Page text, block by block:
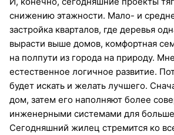
снижению этажности. Мало- и
застройка кварталов, где деревья
вырасти выше домов, комфортная
на полпути из города на природу.
естественное логичное развитие.
будет искать и желать лучшего.
дом, затем его наполняют более
инженерными системами для
Сегодняшний жилец стремится ко